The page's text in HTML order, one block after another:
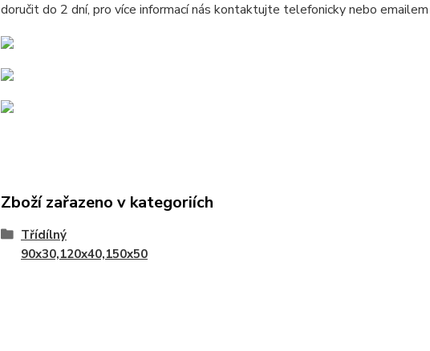
doručit do 2 dní, pro více informací nás kontaktujte telefonicky nebo emailem
Zboží zařazeno v kategoriích
Třídílný
90x30,120x40,150x50